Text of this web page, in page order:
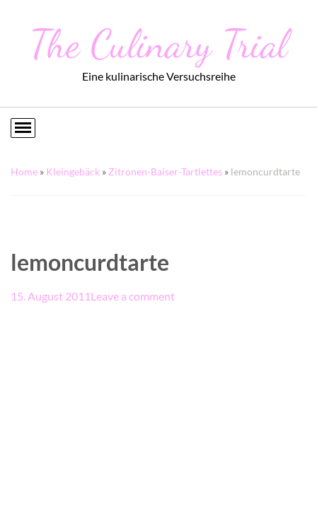
The Culinary Trial
Eine kulinarische Versuchsreihe
Home » Kleingebäck » Zitronen-Baiser-Tartlettes » lemoncurdtarte
lemoncurdtarte
15. August 2011 Leave a comment